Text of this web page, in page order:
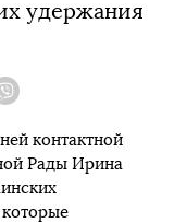
удержания
контактной
Рады Ирина